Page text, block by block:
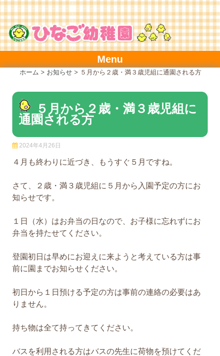
Skip
to
content
Menu
ホーム > お知らせ > ５月から２歳・満３歳児組に通園される方
５月から２歳・満３歳児組に
通園される方
2024年4月26日
４月も終わりに近づき、もうすぐ５月ですね。
さて、２歳・満３歳児組に５月から入園予定の方にお
知らせです。
１日（水）はお弁当の日なので、お子様に忘れずにお
弁当を持たせてください。
登園初日は早めにお迎えに来ようと考えている方は事
前に園までお知らせください。
初日から１日預ける予定の方は事前の連絡の必要はあ
りません。
持ち物は全て持ってきてください。
バスを利用される方はバスの先生に荷物を預けてくだ